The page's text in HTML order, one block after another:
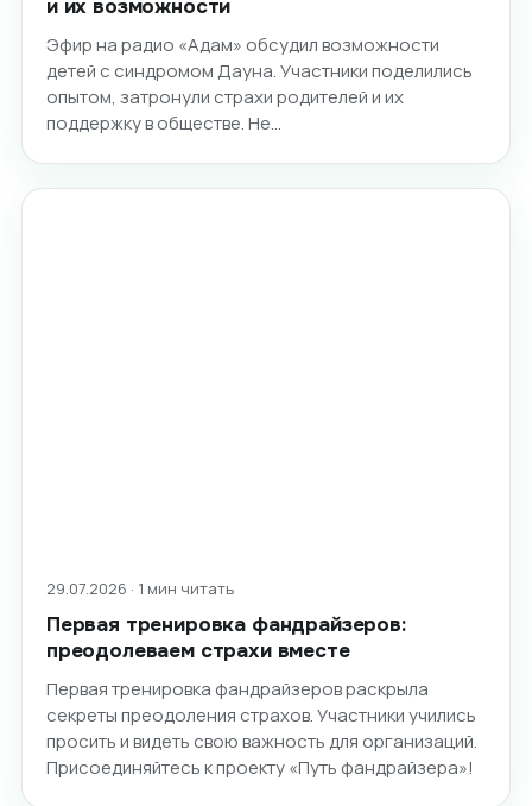
и их возможности
Эфир на радио «Адам» обсудил возможности
детей с синдромом Дауна. Участники поделились
опытом, затронули страхи родителей и их
поддержку в обществе. Не…
29.07.2026 · 1 мин читать
Первая тренировка фандрайзеров:
преодолеваем страхи вместе
Первая тренировка фандрайзеров раскрыла
секреты преодоления страхов. Участники учились
просить и видеть свою важность для организаций.
Присоединяйтесь к проекту «Путь фандрайзера»!